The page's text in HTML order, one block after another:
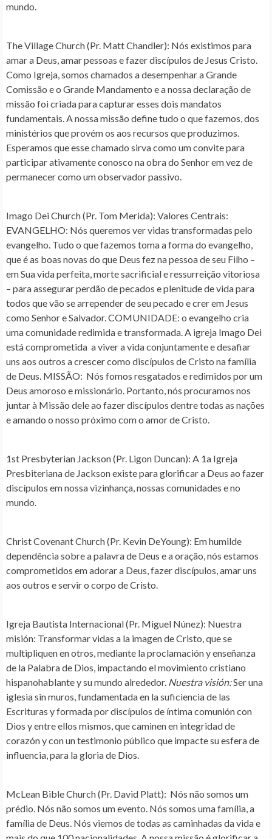
mundo.
The Village Church (Pr. Matt Chandler): Nós existimos para
amar a Deus, amar pessoas e fazer discípulos de Jesus Cristo.
Como Igreja, somos chamados a desempenhar a Grande
Comissão e o Grande Mandamento e a nossa declaração de
missão foi criada para capturar esses dois mandatos
fundamentais. A nossa missão define tudo o que fazemos, dos
ministérios que provém os aos recursos que produzimos.
Esperamos que esse chamado sirva como um convite para
participar ativamente conosco na obra do Senhor em vez de
permanecer como um observador passivo.
Imago Dei Church (Pr. Tom Merida): Valores Centrais:
EVANGELHO: Nós queremos ver vidas transformadas pelo
evangelho. Tudo o que fazemos toma a forma do evangelho,
que é as boas novas do que Deus fez na pessoa de seu Filho –
em Sua vida perfeita, morte sacrificial e ressurreição vitoriosa
– para assegurar perdão de pecados e plenitude de vida para
todos que vão se arrepender de seu pecado e crer em Jesus
como Senhor e Salvador. COMUNIDADE: o evangelho cria
uma comunidade redimida e transformada. A igreja Imago Dei
está comprometida a viver a vida conjuntamente e desafiar
uns aos outros a crescer como discípulos de Cristo na família
de Deus. MISSÃO: Nós fomos resgatados e redimidos por um
Deus amoroso e missionário. Portanto, nós procuramos nos
juntar à Missão dele ao fazer discípulos dentre todas as nações
e amando o nosso próximo com o amor de Cristo.
1st Presbyterian Jackson (Pr. Ligon Duncan): A 1a Igreja
Presbiteriana de Jackson existe para glorificar a Deus ao fazer
discípulos em nossa vizinhança, nossas comunidades e no
mundo.
Christ Covenant Church (Pr. Kevin DeYoung): Em humilde
dependência sobre a palavra de Deus e a oração, nós estamos
comprometidos em adorar a Deus, fazer discípulos, amar uns
aos outros e servir o corpo de Cristo.
Igreja Bautista Internacional (Pr. Miguel Núnez): Nuestra
misión: Transformar vidas a la imagen de Cristo, que se
multipliquen en otros, mediante la proclamación y enseñanza
de la Palabra de Dios, impactando el movimiento cristiano
hispanohablante y su mundo alrededor. Nuestra visión:Ser una
iglesia sin muros, fundamentada en la suficiencia de las
Escrituras y formada por discípulos de íntima comunión con
Dios y entre ellos mismos, que caminen en integridad de
corazón y con un testimonio público que impacte su esfera de
influencia, para la gloria de Dios.
McLean Bible Church (Pr. David Platt): Nós não somos um
prédio. Nós não somos um evento. Nós somos uma família, a
família de Deus. Nós viemos de todas as caminhadas da vida e